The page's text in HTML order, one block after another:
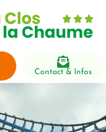
Contact & Infos